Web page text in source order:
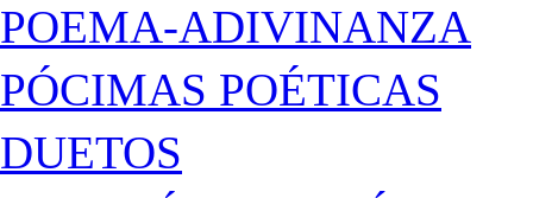
POEMA-ADIVINANZA
PÓCIMAS POÉTICAS
DUETOS